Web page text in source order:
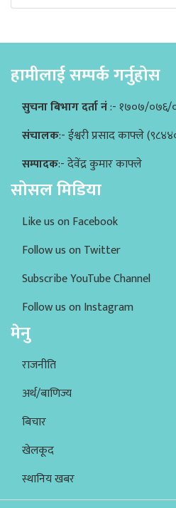
हामीलाई सम्पर्क गर्नुहोस
सुचना बिभाग दर्ता नं:- १७०७/०७६/
संचालक:- ईश्वरी प्रसाद काफ्ले
सम्पादक:- देवेंद्र कुमार काफ्ले
सोसल मिडिया
Like us on Facebook
Follow us on Twitter
Subscribe YouTube Channel
Follow us on Instagram
मेनु
राजनीति
अर्थ/बाणिज्य
बिचार
खेलकूद
स्थानिय खबर